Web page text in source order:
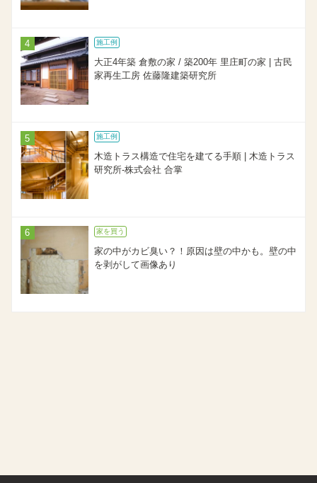
施工例
大正4年築 倉敷の家 / 築200年 里庄町の家 | 古民
家再生工房 佐藤隆建築研究所
施工例
木造トラス構造で住宅を建てる手順 | 木造トラス
研究所-株式会社 合掌
家を買う
家の中がカビ臭い？！原因は壁の中かも。壁の中
を剥がして画像あり